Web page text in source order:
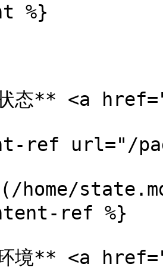
%}
态** <a
ref url="/
home/
ref %}
境** <a